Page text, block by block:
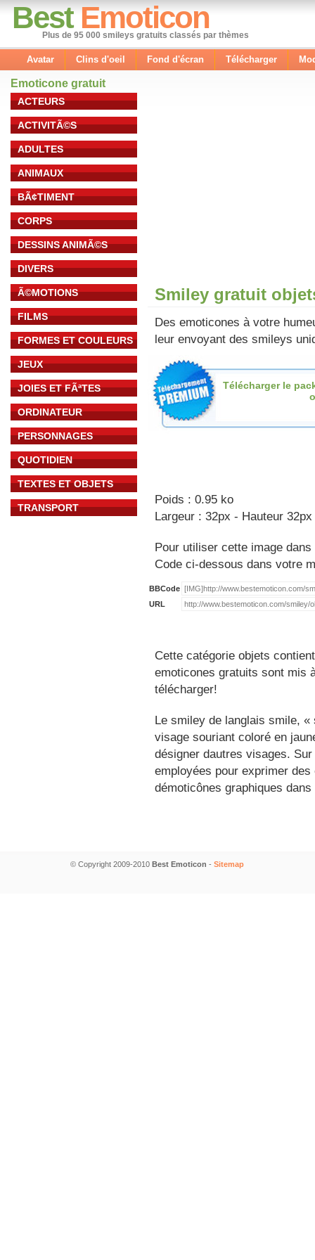
Best Emoticon
Plus de 95 000 smileys gratuits classés par thèmes
Avatar Clins d'oeil Fond d'écran Télécharger
Emoticone gratuit
ACTEURS
ACTIVITÃ©S
ADULTES
ANIMAUX
BÃ¢TIMENT
CORPS
DESSINS ANIMÃ©S
DIVERS
Ã©MOTIONS
FILMS
FORMES ET COULEURS
JEUX
JOIES ET FÃªTES
ORDINATEUR
PERSONNAGES
QUOTIDIEN
TEXTES ET OBJETS
TRANSPORT
Smiley gratuit
Des emoticones à votre
leur envoyant des smileys
Télécharger le
Poids : 0.95 ko
Largeur : 32px - Hauteur 32px
Pour utiliser cette image
Code ci-dessous dans votre
BBCode
URL
Cette catégorie objets
emoticones gratuits sont mis
télécharger!
Le smiley de langlais smile,
visage souriant coloré en
désigner dautres visages.
employées pour exprimer
démoticônes graphiques
© Copyright 2009-2010 Best Emoticon - Sitemap